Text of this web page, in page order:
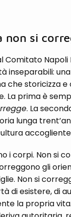
non si
Comitato Napoli
inseparabili:
che storicizza
La prima è
. La
lunga
i corpi. Non si
gli
Non si
di esistere, di
la propria